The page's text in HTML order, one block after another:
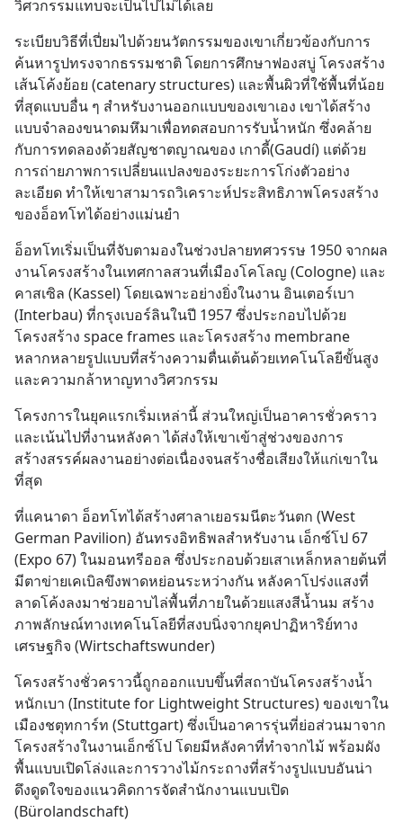
วิศวกรรมแทบจะเป็นไปไม่ได้เลย
ระเบียบวิธีที่เปี่ยมไปด้วยนวัตกรรมของเขาเกี่ยวข้องกับการ
ค้นหารูปทรงจากธรรมชาติ โดยการศึกษาฟองสบู่ โครงสร้าง
เส้นโค้งย้อย (catenary structures) และพื้นผิวที่ใช้พื้นที่น้อย
ที่สุดแบบอื่น ๆ สำหรับงานออกแบบของเขาเอง เขาได้สร้าง
แบบจำลองขนาดมหึมาเพื่อทดสอบการรับน้ำหนัก ซึ่งคล้าย
กับการทดลองด้วยสัญชาตญาณของ เกาดี้(Gaudí) แต่ด้วย
การถ่ายภาพการเปลี่ยนแปลงของระยะการโก่งตัวอย่าง
ละเอียด ทำให้เขาสามารถวิเคราะห์ประสิทธิภาพโครงสร้าง
ของอ็อทโทได้อย่างแม่นยำ
อ็อทโทเริ่มเป็นที่จับตามองในช่วงปลายทศวรรษ 1950 จากผล
งานโครงสร้างในเทศกาลสวนที่เมืองโคโลญ (Cologne) และ
คาสเซิล (Kassel) โดยเฉพาะอย่างยิ่งในงาน อินเตอร์เบา
(Interbau) ที่กรุงเบอร์ลินในปี 1957 ซึ่งประกอบไปด้วย
โครงสร้าง space frames และโครงสร้าง membrane
หลากหลายรูปแบบที่สร้างความตื่นเต้นด้วยเทคโนโลยีขั้นสูง
และความกล้าหาญทางวิศวกรรม
โครงการในยุคแรกเริ่มเหล่านี้ ส่วนใหญ่เป็นอาคารชั่วคราว
และเน้นไปที่งานหลังคา ได้ส่งให้เขาเข้าสู่ช่วงของการ
สร้างสรรค์ผลงานอย่างต่อเนื่องจนสร้างชื่อเสียงให้แก่เขาใน
ที่สุด
ที่แคนาดา อ็อทโทได้สร้างศาลาเยอรมนีตะวันตก (West
German Pavilion) อันทรงอิทธิพลสำหรับงาน เอ็กซ์โป 67
(Expo 67) ในมอนทรีออล ซึ่งประกอบด้วยเสาเหล็กหลายต้นที่
มีตาข่ายเคเบิลขึงพาดหย่อนระหว่างกัน หลังคาโปร่งแสงที่
ลาดโค้งลงมาช่วยอาบไล่พื้นที่ภายในด้วยแสงสีน้ำนม สร้าง
ภาพลักษณ์ทางเทคโนโลยีที่สงบนิ่งจากยุคปาฏิหาริย์ทาง
เศรษฐกิจ (Wirtschaftswunder)
โครงสร้างชั่วคราวนี้ถูกออกแบบขึ้นที่สถาบันโครงสร้างน้ำ
หนักเบา (Institute for Lightweight Structures) ของเขาใน
เมืองชตุทการ์ท (Stuttgart) ซึ่งเป็นอาคารรุ่นที่ย่อส่วนมาจาก
โครงสร้างในงานเอ็กซ์โป โดยมีหลังคาที่ทำจากไม้ พร้อมผัง
พื้นแบบเปิดโล่งและการวางไม้กระถางที่สร้างรูปแบบอันน่า
ดึงดูดใจของแนวคิดการจัดสำนักงานแบบเปิด
(Bürolandschaft)